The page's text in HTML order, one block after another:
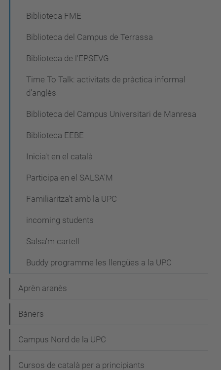
Biblioteca FME
Biblioteca del Campus de Terrassa
Biblioteca de l'EPSEVG
Time To Talk: activitats de pràctica informal
d'anglès
Biblioteca del Campus Universitari de Manresa
Biblioteca EEBE
Inicia't en el català
Participa en el SALSA'M
Familiaritza't amb la UPC
incoming students
Salsa'm cartell
Buddy programme les llengües a la UPC
Aprèn aranès
Bàners
Campus Nord de la UPC
Cursos de català per a principiants